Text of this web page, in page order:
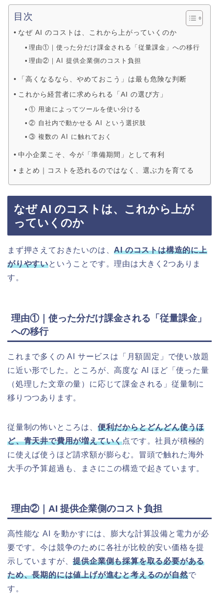
目次
なぜ AI のコストは、これから上がっていくのか
理由①｜使った分だけ課金される「従量課金」への移行
理由②｜AI 提供企業側のコスト負担
「高くなるなら、やめておこう」は最も危険な判断
これから経営者に求められる「AI の選び方」
① 用途によってツールを使い分ける
② 自社内で動かせる AI という選択肢
③ 複数の AI に触れておく
中小企業こそ、今が「準備期間」として有利
まとめ｜コストを恐れるのではなく、選ぶ力を育てる
なぜ AI のコストは、これから上が
っていくのか
まず押さえておきたいのは、AI のコストは構造的に上
がりやすいということです。理由は大きく2つありま
す。
理由①｜使った分だけ課金される「従量課金」
への移行
これまで多くの AI サービスは「月額固定」で使い放題
に近い形でした。ところが、高度な AI ほど「使った量
（処理した文章の量）に応じて課金される」従量制に
移りつつあります。
従量制の怖いところは、 便利だからとどんどん使うほ
ど、青天井で費用が増えていく点です。社員が積極的
に使えば使うほど請求額が膨らむ。冒頭で触れた海外
大手の予算超過も、まさにこの構造で起きています。
理由②｜AI 提供企業側のコスト負担
高性能な AI を動かすには、膨大な計算設備と電力が必
要です。今は競争のために各社が比較的安い価格を提
示していますが、提供企業側も採算を取る必要がある
ため、長期的には値上げが進むと考えるのが自然で
す。